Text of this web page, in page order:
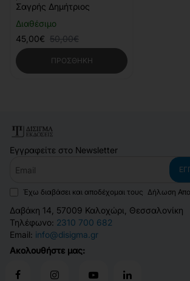
Διαθέσιμο
Σαγρής Δημήτριος
45,00€ 50,00€
ΠΡΟΣΘΉΚΗ
Εγγραφείτε στο Newsletter
Έχω διαβάσει και αποδέχομαι τους Δήλωση
Δαβάκη 14, 57009 Καλοχώρι, Θεσσαλονίκη
Τηλέφωνο: 2310 700 682
Email: info@disigma.gr
Ακολουθήστε μας: